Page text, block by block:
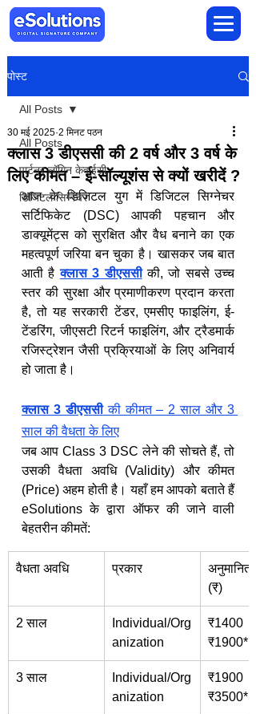
पोस्ट
All Posts
पार्टनर लॉगिन केवाईसी
डिजिटल सिग्नेचर
All Posts
क्लास 3 डीएससी की 2 वर्ष और 3 वर्ष के
लिए कीमत – ई-सॉल्यूशंस से क्यों खरीदें ?
30 मई 2025 2 मिनट पठन
आज के डिजिटल युग में डिजिटल सिग्नेचर
सर्टिफिकेट (DSC) आपकी पहचान और
डाक्यूमेंट्स को सुरक्षित और वैध बनाने का एक
महत्वपूर्ण जरिया बन चुका है। खासकर जब बात
आती है क्लास 3 डीएससी की, जो सबसे उच्च
स्तर की सुरक्षा और प्रमाणीकरण प्रदान करता
है, तो यह सरकारी टेंडर, एमसीए फाइलिंग, ई-
टेंडरिंग, जीएसटी रिटर्न फाइलिंग, और ट्रैडमार्क
रजिस्ट्रेशन जैसी प्रक्रियाओं के लिए अनिवार्य
हो जाता है।
क्लास 3 डीएससी की कीमत – 2 साल और 3
साल की वैधता के लिए
जब आप Class 3 DSC लेने की सोचते हैं, तो
उसकी वैधता अवधि (Validity) और कीमत
(Price) अहम होती है। यहाँ हम आपको बताते हैं
eSolutions के द्वारा ऑफर की जाने वाली
बेहतरीन कीमतें:
वैधता अवधि प्रकार
अनुमानित
(₹)
2 साल
Individual/Org
anization
₹1900*
3 साल
Individual/Org
anization
₹3500*